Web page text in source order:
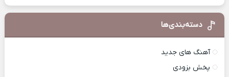
دسته‌بندی‌ها
آهنگ های جدید
پخش بزودی